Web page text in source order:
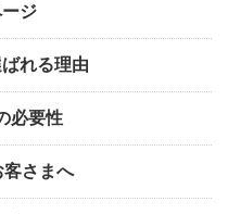
ージ
れる理由
必要性
客さまへ